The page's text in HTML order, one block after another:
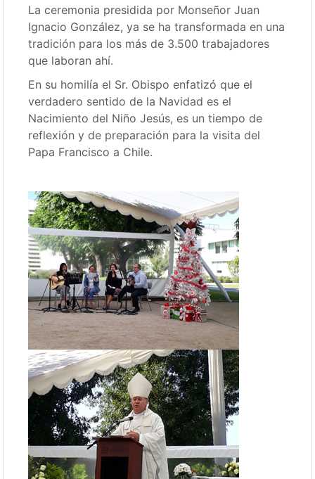
La ceremonia presidida por Monseñor Juan
Ignacio González, ya se ha transformada en una
tradición para los más de 3.500 trabajadores
que laboran ahí.
En su homilía el Sr. Obispo enfatizó que el
verdadero sentido de la Navidad es el
Nacimiento del Niño Jesús, es un tiempo de
reflexión y de preparación para la visita del
Papa Francisco a Chile.